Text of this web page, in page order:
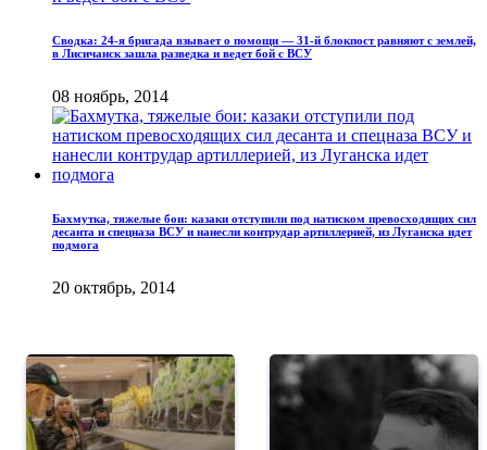
Сводка: 24-я бригада взывает о помощи — 31-й блокпост равняют с землей,
в Лисичанск зашла разведка и ведет бой с ВСУ
08 ноябрь, 2014
Бахмутка, тяжелые бои: казаки отступили под натиском превосходящих сил
десанта и спецназа ВСУ и нанесли контрудар артиллерией, из Луганска идет
подмога
20 октябрь, 2014